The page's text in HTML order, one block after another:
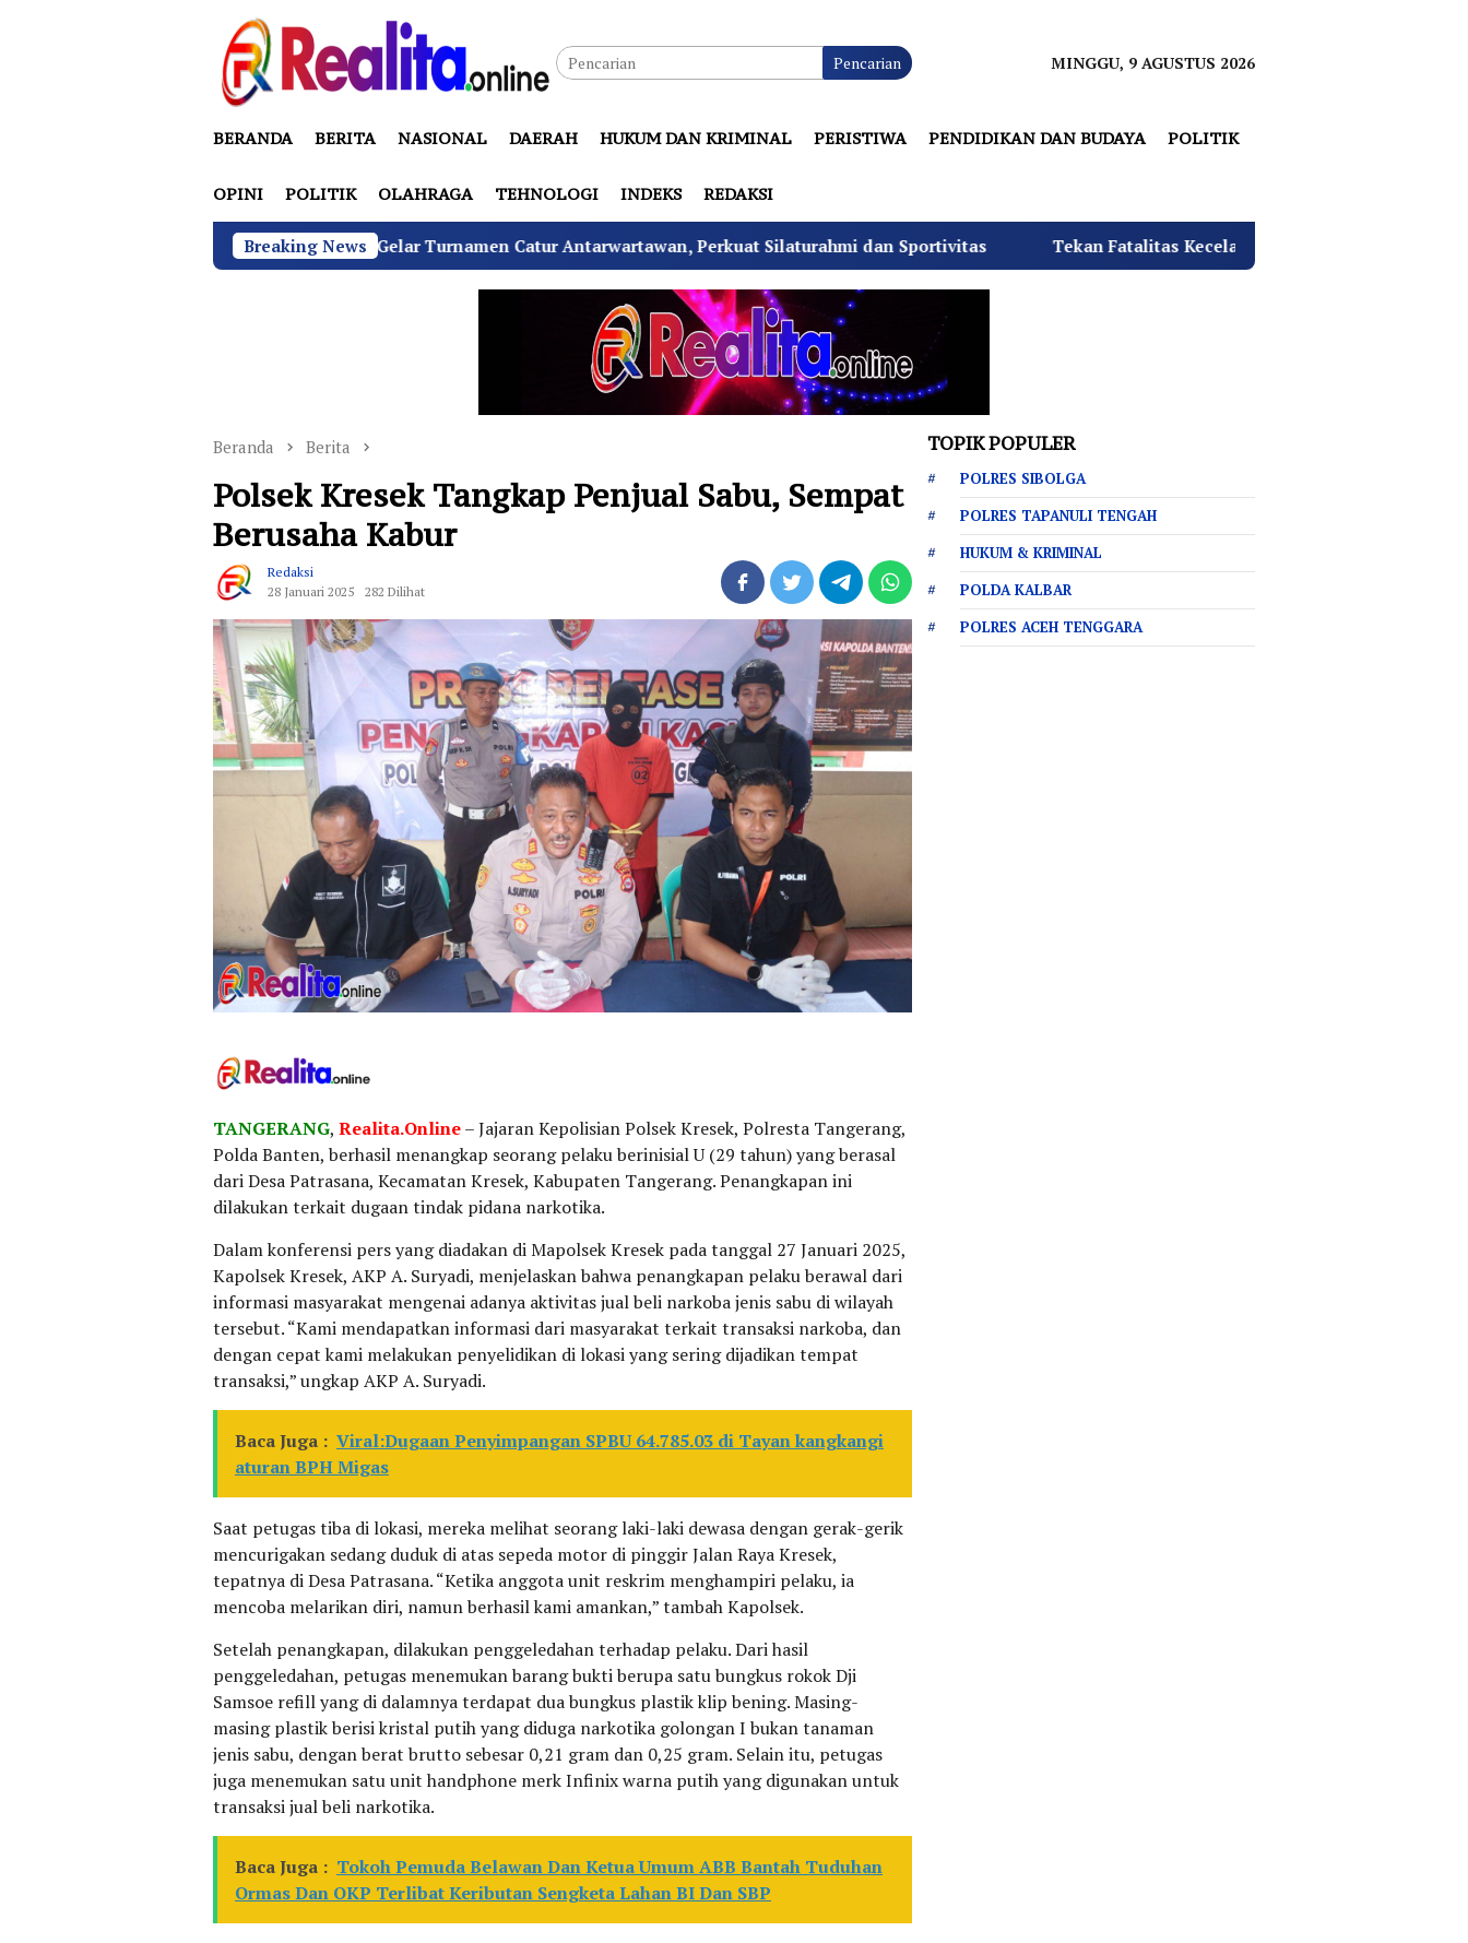
Pencarian MINGGU, 9 AGUSTUS 2026
BERANDA BERITA NASIONAL DAERAH HUKUM DAN KRIMINAL PERISTIWA PENDIDIKAN DAN BUDAYA POLITIK
OPINI POLITIK OLAHRAGA TEHNOLOGI INDEKS REDAKSI
Breaking News
GRIB Jaya Labuhanbatu Gelar Turnamen Catur Antarwartawan, Perkuat Silaturahmi dan Sportivitas Tekan Fatalitas Kecelakaan, SMKN 3 Rantau Utara Gelar Sosialisasi
Beranda Berita
Polsek Kresek Tangkap Penjual Sabu, Sempat
Berusaha Kabur
Redaksi
28 Januari 2025
282 Dilihat
TANGERANG, Realita.Online– Jajaran Kepolisian Polsek Kresek, Polresta Tangerang,
Polda Banten, berhasil menangkap seorang pelaku berinisial U (29 tahun) yang berasal
dari Desa Patrasana, Kecamatan Kresek, Kabupaten Tangerang. Penangkapan ini
dilakukan terkait dugaan tindak pidana narkotika.
Dalam konferensi pers yang diadakan di Mapolsek Kresek pada tanggal 27 Januari 2025,
Kapolsek Kresek, AKP A. Suryadi, menjelaskan bahwa penangkapan pelaku berawal dari
informasi masyarakat mengenai adanya aktivitas jual beli narkoba jenis sabu di wilayah
tersebut. “Kami mendapatkan informasi dari masyarakat terkait transaksi narkoba, dan
dengan cepat kami melakukan penyelidikan di lokasi yang sering dijadikan tempat
transaksi,” ungkap AKP A. Suryadi.
Baca Juga : Viral:Dugaan Penyimpangan SPBU 64.785.03 di Tayan kangkangi
aturan BPH Migas
Saat petugas tiba di lokasi, mereka melihat seorang laki-laki dewasa dengan gerak-gerik
mencurigakan sedang duduk di atas sepeda motor di pinggir Jalan Raya Kresek,
tepatnya di Desa Patrasana. “Ketika anggota unit reskrim menghampiri pelaku, ia
mencoba melarikan diri, namun berhasil kami amankan,” tambah Kapolsek.
Setelah penangkapan, dilakukan penggeledahan terhadap pelaku. Dari hasil
penggeledahan, petugas menemukan barang bukti berupa satu bungkus rokok Dji
Samsoe refill yang di dalamnya terdapat dua bungkus plastik klip bening. Masing-
masing plastik berisi kristal putih yang diduga narkotika golongan I bukan tanaman
jenis sabu, dengan berat brutto sebesar 0,21 gram dan 0,25 gram. Selain itu, petugas
juga menemukan satu unit handphone merk Infinix warna putih yang digunakan untuk
transaksi jual beli narkotika.
Baca Juga : Tokoh Pemuda Belawan Dan Ketua Umum ABB Bantah Tuduhan
Ormas Dan OKP Terlibat Keributan Sengketa Lahan BI Dan SBP
TOPIK POPULER
POLRES SIBOLGA
POLRES TAPANULI TENGAH
HUKUM & KRIMINAL
POLDA KALBAR
POLRES ACEH TENGGARA